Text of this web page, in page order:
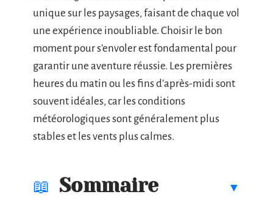
unique sur les paysages, faisant de chaque vol
une expérience inoubliable. Choisir le bon
moment pour s’envoler est fondamental pour
garantir une aventure réussie. Les premières
heures du matin ou les fins d’après-midi sont
souvent idéales, car les conditions
météorologiques sont généralement plus
stables et les vents plus calmes.
Sommaire